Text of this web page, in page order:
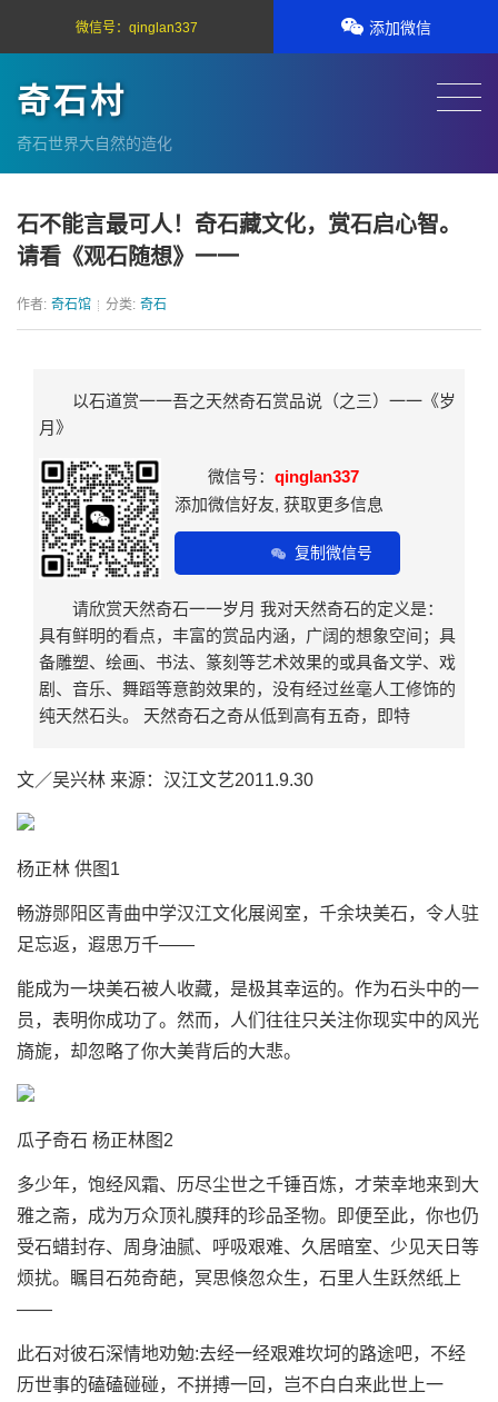
奇石村
奇石世界大自然的造化
石不能言最可人！奇石藏文化，赏石启心智。
请看《观石随想》一一
作者: 奇石馆 分类: 奇石
以石道赏一一吾之天然奇石赏品说（之三）一一《岁
月》
微信号： qinglan337
添加微信好友, 获取更多信息
复制微信号
请欣赏天然奇石一一岁月 我对天然奇石的定义是：
具有鲜明的看点，丰富的赏品内涵，广阔的想象空间；具
备雕塑、绘画、书法、篆刻等艺术效果的或具备文学、戏
剧、音乐、舞蹈等意韵效果的，没有经过丝毫人工修饰的
纯天然石头。 天然奇石之奇从低到高有五奇，即特
文／吴兴林 来源：汉江文艺2011.9.30
杨正林 供图1
畅游郧阳区青曲中学汉江文化展阅室，千余块美石，令人驻
足忘返，遐思万千——
能成为一块美石被人收藏，是极其幸运的。作为石头中的一
员，表明你成功了。然而，人们往往只关注你现实中的风光
旖旎，却忽略了你大美背后的大悲。
瓜子奇石 杨正林图2
多少年，饱经风霜、历尽尘世之千锤百炼，才荣幸地来到大
雅之斋，成为万众顶礼膜拜的珍品圣物。即便至此，你也仍
受石蜡封存、周身油腻、呼吸艰难、久居暗室、少见天日等
烦扰。瞩目石苑奇葩，冥思倏忽众生，石里人生跃然纸上
——
此石对彼石深情地劝勉:去经一经艰难坎坷的路途吧，不经
历世事的磕磕碰碰，不拼搏一回，岂不白白来此世上一
微信号：qinglan337 添加微信